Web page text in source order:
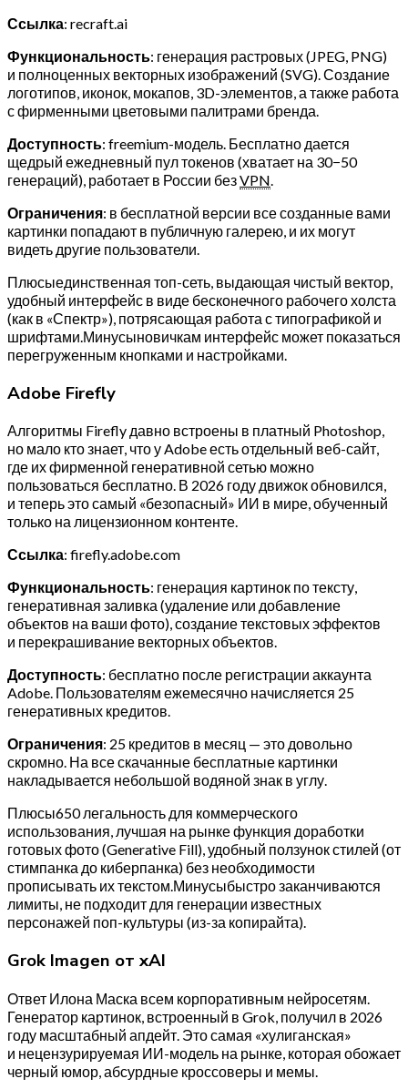
Ссылка: recraft.ai
Функциональность: генерация растровых (JPEG, PNG)
и полноценных векторных изображений (SVG). Создание
логотипов, иконок, мокапов, 3D-элементов, а также работа
с фирменными цветовыми палитрами бренда.
Доступность: freemium-модель. Бесплатно дается
щедрый ежедневный пул токенов (хватает на 30−50
генераций), работает в России безVPN.
Ограничения: в бесплатной версии все созданные вами
картинки попадают в публичную галерею, и их могут
видеть другие пользователи.
Плюсыединственная топ-сеть, выдающая чистый вектор,
удобный интерфейс в виде бесконечного рабочего холста
(как в «Спектр»), потрясающая работа с типографикой и
шрифтами.Минусыновичкам интерфейс может показаться
перегруженным кнопками и настройками.
Adobe Firefly
Алгоритмы Firefly давно встроены в платный Photoshop,
но мало кто знает, что у Adobe есть отдельный веб-сайт,
где их фирменной генеративной сетью можно
пользоваться бесплатно. В 2026 году движок обновился,
и теперь это самый «безопасный» ИИ в мире, обученный
только на лицензионном контенте.
Ссылка: firefly.adobe.com
Функциональность: генерация картинок по тексту,
генеративная заливка (удаление или добавление
объектов на ваши фото), создание текстовых эффектов
и перекрашивание векторных объектов.
Доступность: бесплатно после регистрации аккаунта
Adobe. Пользователям ежемесячно начисляется 25
генеративных кредитов.
Ограничения: 25 кредитов в месяц — это довольно
скромно. На все скачанные бесплатные картинки
накладывается небольшой водяной знак в углу.
Плюсы650 легальность для коммерческого
использования, лучшая на рынке функция доработки
готовых фото (Generative Fill), удобный ползунок стилей (от
стимпанка до киберпанка) без необходимости
прописывать их текстом.Минусыбыстро заканчиваются
лимиты, не подходит для генерации известных
персонажей поп-культуры (из-за копирайта).
Grok Imagen от xAI
Ответ Илона Маска всем корпоративным нейросетям.
Генератор картинок, встроенный в Grok, получил в 2026
году масштабный апдейт. Это самая «хулиганская»
и нецензурируемая ИИ-модель на рынке, которая обожает
черный юмор, абсурдные кроссоверы и мемы.